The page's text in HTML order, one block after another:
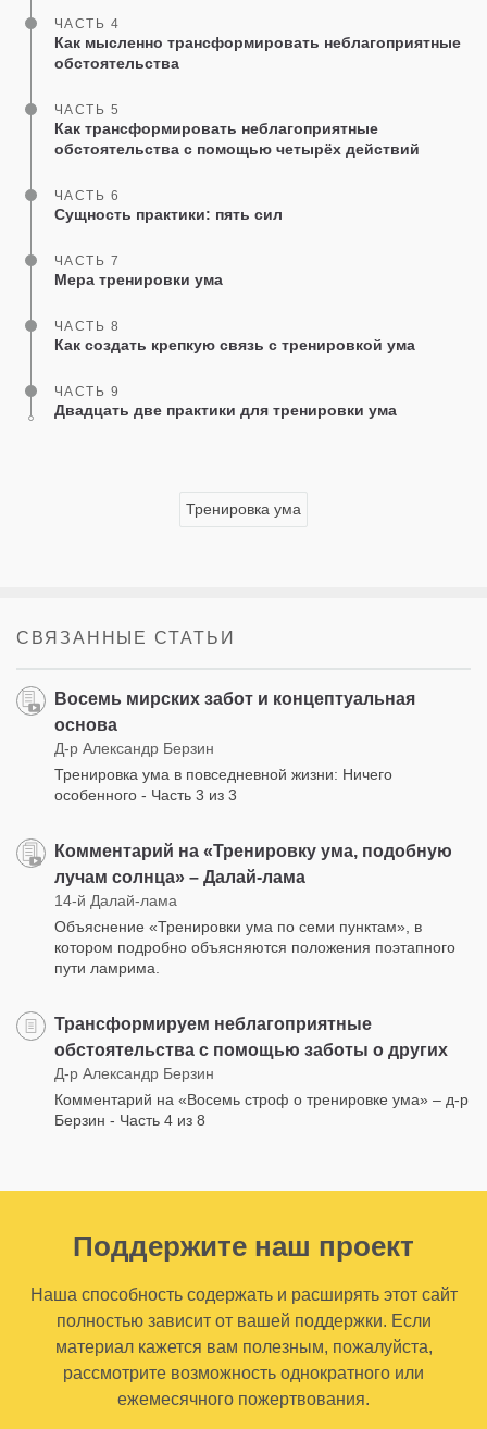
ЧАСТЬ 4
Как мысленно трансформировать неблагоприятные
обстоятельства
ЧАСТЬ 5
Как трансформировать неблагоприятные
обстоятельства с помощью четырёх действий
ЧАСТЬ 6
Сущность практики: пять сил
ЧАСТЬ 7
Мера тренировки ума
ЧАСТЬ 8
Как создать крепкую связь с тренировкой ума
ЧАСТЬ 9
Двадцать две практики для тренировки ума
Тренировка ума
СВЯЗАННЫЕ СТАТЬИ
Восемь мирских забот и концептуальная
основа
Д-р Александр Берзин
Тренировка ума в повседневной жизни: Ничего
особенного - Часть 3 из 3
Комментарий на «Тренировку ума, подобную
лучам солнца» – Далай-лама
14-й Далай-лама
Объяснение «Тренировки ума по семи пунктам», в
котором подробно объясняются положения поэтапного
пути ламрима.
Трансформируем неблагоприятные
обстоятельства с помощью заботы о других
Д-р Александр Берзин
Комментарий на «Восемь строф о тренировке ума» – д-р
Берзин - Часть 4 из 8
Поддержите наш проект
Наша способность содержать и расширять этот сайт
полностью зависит от вашей поддержки. Если
материал кажется вам полезным, пожалуйста,
рассмотрите возможность однократного или
ежемесячного пожертвования.